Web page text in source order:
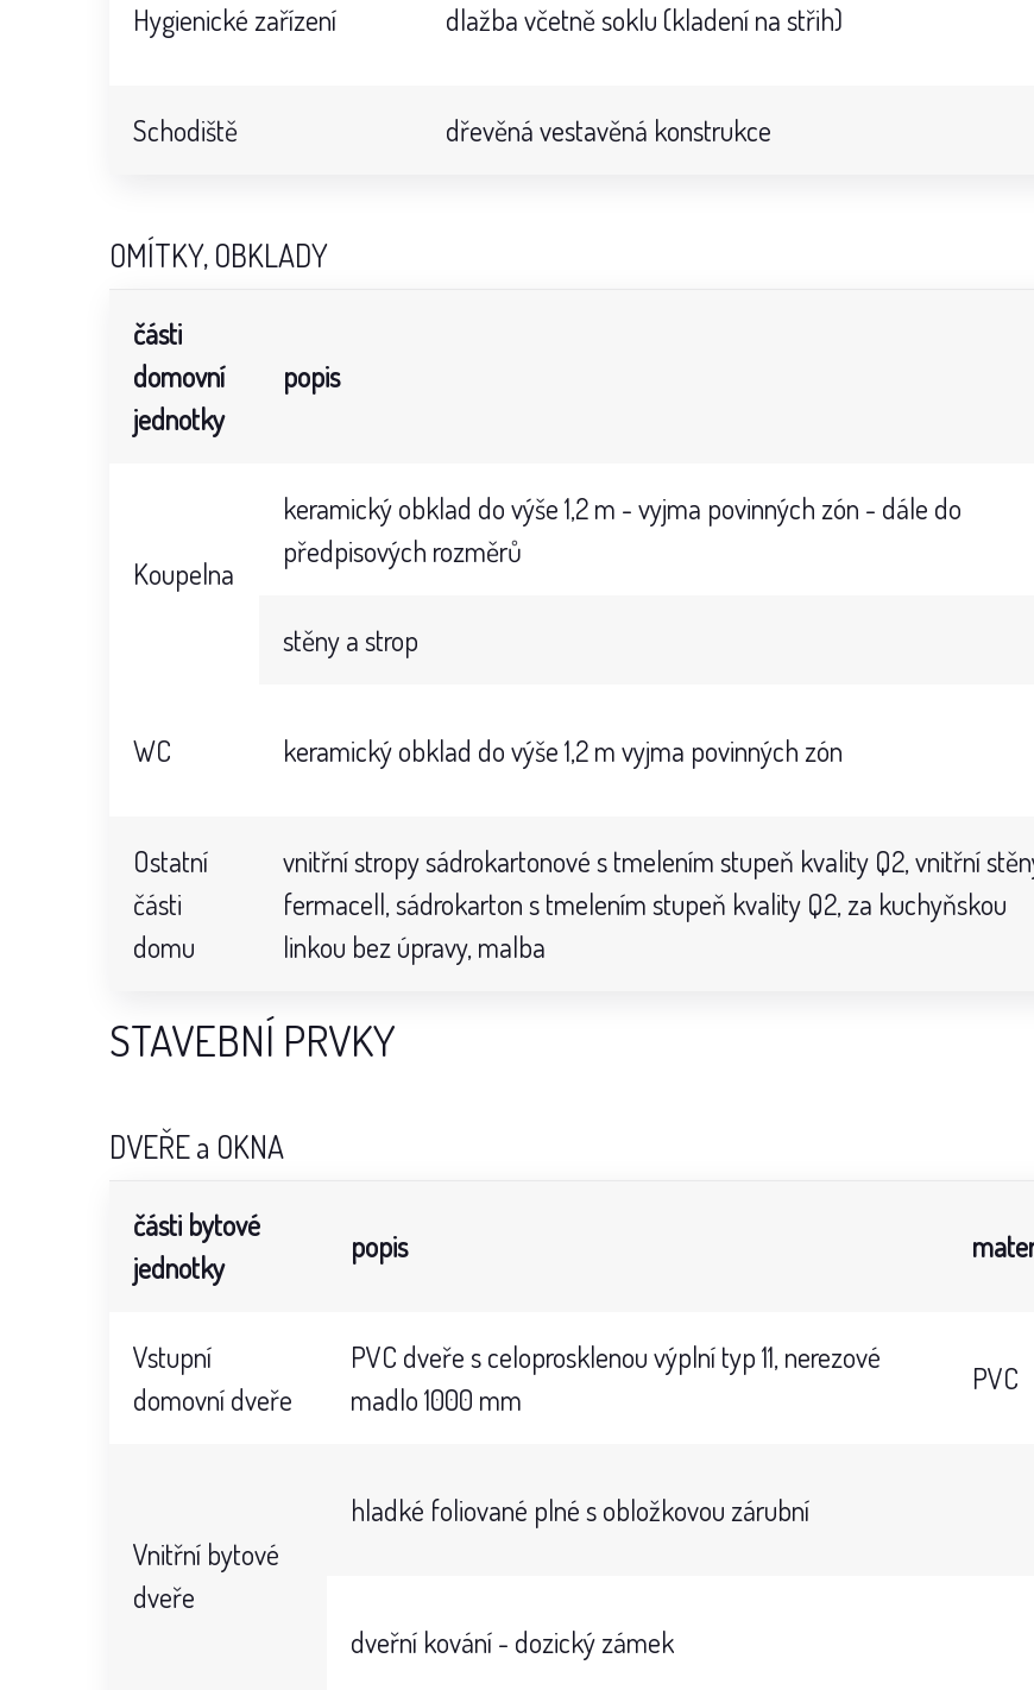
Hygienické zařízení dlažba včetně soklu (kladení na střih)
Schodiště dřevěná vestavěná konstrukce
OMÍTKY, OBKLADY
části
domovní
jednotky
popis
Koupelna
keramický obklad do výše 1,2 m - vyjma povinných zón - dále do
předpisových rozměrů
stěny a strop
WC keramický obklad do výše 1,2 m vyjma povinných zón
Ostatní
části
domu
vnitřní stropy sádrokartonové s tmelením stupeň kvality Q2, vnitřní
fermacell, sádrokarton s tmelením stupeň kvality Q2, za kuchyňskou
linkou bez úpravy, malba
STAVEBNÍ PRVKY
DVEŘE a OKNA
části bytové
jednotky
popis
Vstupní
domovní dveře
PVC dveře s celoprosklenou výplní typ 11, nerezové
madlo 1000 mm
PVC
Vnitřní bytové
dveře
hladké foliované plné s obložkovou zárubní
dveřní kování - dozický zámek